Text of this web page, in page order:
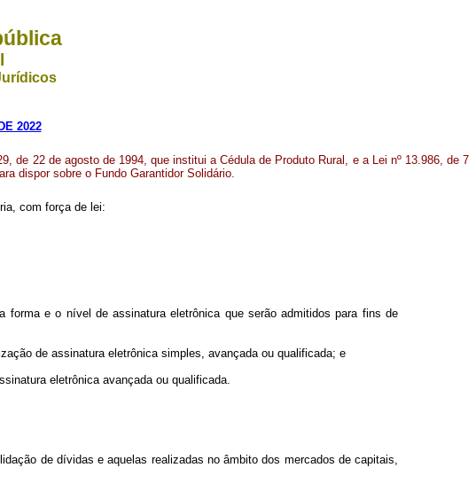
2022
de 22 de agosto de 1994, que institui a Cédula de Produto Rural, e a Lei nº 13.986, de 7
dispor sobre o Fundo Garantidor Solidário.
com força de lei:
e o nível de assinatura eletrônica que serão admitidos para fins de
de assinatura eletrônica simples, avançada ou qualificada; e
eletrônica avançada ou qualificada.
de dívidas e aquelas realizadas no âmbito dos mercados de capitais,